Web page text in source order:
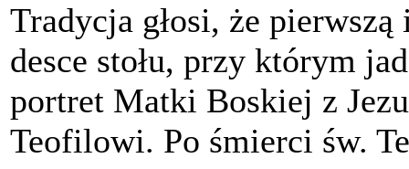
Tradycja głosi, że
desce stołu, przy którym
portret Matki Boskiej z
Teofilowi. Po śmierci św.